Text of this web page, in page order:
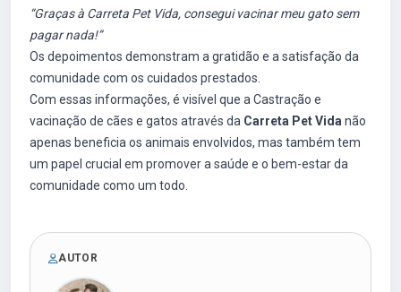
“Graças à Carreta Pet Vida, consegui vacinar meu gato sem
pagar nada!”
Os depoimentos demonstram a gratidão e a satisfação da
comunidade com os cuidados prestados.
Com essas informações, é visível que a Castração e
vacinação de cães e gatos através da Carreta Pet Vida não
apenas beneficia os animais envolvidos, mas também tem
um papel crucial em promover a saúde e o bem-estar da
comunidade como um todo.
AUTOR